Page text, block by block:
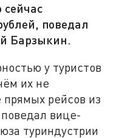
поведал
Барзыкин.
у туристов
их не
прямых рейсов из
вице-
туриндустрии